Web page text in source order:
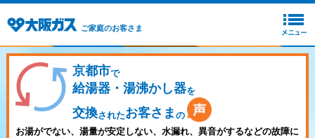
ご家庭のお客さま
京都市で
給湯器・湯沸かし器を
交換されたお客さま の
お湯がでない、湯量が安定しない、水漏れ、異音がするなどの故障に